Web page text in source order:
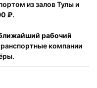
из залов Тулы и
₽.
рабочий
компании